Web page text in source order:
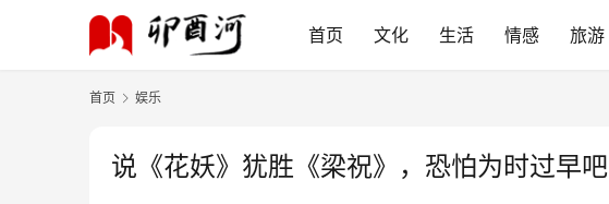
首页 文化 生活 情感 旅游
首页 娱乐
说《花妖》犹胜《梁祝》，恐怕为时过早吧